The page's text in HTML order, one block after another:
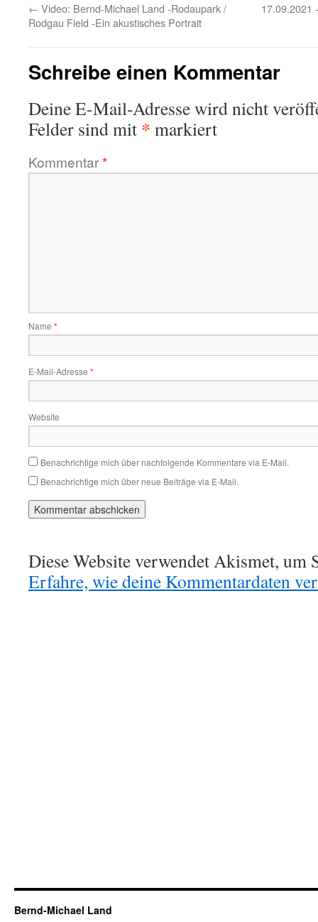
← Video: Bernd-Michael Land -Rodaupark /
Rodgau Field -Ein akustisches Portrait
17.09.2021
Schreibe einen Kommentar
Deine E-Mail-Adresse wird nicht
Felder sind mit * markiert
Kommentar*
Name *
E-Mail-Adresse *
Website
Benachrichtige mich über nachfolgende Kommentare via E-Mail.
Benachrichtige mich über neue Beiträge via E-Mail.
Diese Website verwendet Akismet, um
Erfahre, wie deine Kommentardaten
Bernd-Michael Land